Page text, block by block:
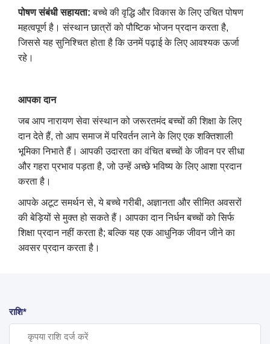
पोषण संबंधी सहायता: बच्चे की वृद्धि और विकास के लिए उचित पोषण
महत्वपूर्ण है। संस्थान छात्रों को पौष्टिक भोजन प्रदान करता है,
जिससे यह सुनिश्चित होता है कि उनमें पढ़ाई के लिए आवश्यक ऊर्जा
रहे।
आपका दान
जब आप नारायण सेवा संस्थान को जरूरतमंद बच्चों की शिक्षा के लिए
दान देते हैं, तो आप समाज में परिवर्तन लाने के लिए एक शक्तिशाली
भूमिका निभाते हैं। आपकी उदारता का वंचित बच्चों के जीवन पर सीधा
और गहरा प्रभाव पड़ता है, जो उन्हें अच्छे भविष्य के लिए आशा प्रदान
करता है।
आपके अटूट समर्थन से, ये बच्चे गरीबी, अज्ञानता और सीमित अवसरों
की बेड़ियों से मुक्त हो सकते हैं। आपका दान निर्धन बच्चों को सिर्फ
शिक्षा प्रदान नहीं करता है; बल्कि यह एक आधुनिक जीवन जीने का
अवसर प्रदान करता है।
राशि*